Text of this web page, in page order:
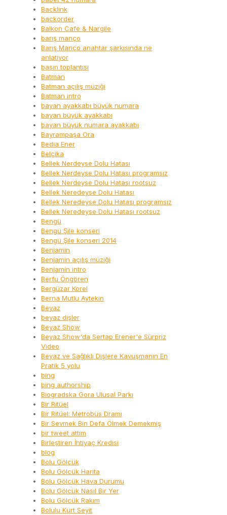
Backlink
backorder
Balkon Cafe & Nargile
barış manço
Barış Manço anahtar şarkısında ne
anlatıyor
basın toplantısı
Batman
Batman açılış müziği
Batman intro
bayan ayakkabı büyük numara
bayan büyük ayakkabı
bayan büyük numara ayakkabı
Bayrampaşa Ora
Bedia Ener
Belçika
Bellek Nerdeyse Dolu Hatası
Bellek Nerdeyse Dolu Hatası programsız
Bellek Nerdeyse Dolu Hatası rootsuz
Bellek Neredeyse Dolu Hatası
Bellek Neredeyse Dolu Hatası programsız
Bellek Neredeyse Dolu Hatası rootsuz
Bengü
Bengü Şile konseri
Bengü Şile konseri 2014
Benjamin
Benjamin açılış müziği
Benjamin intro
Berfu Öngören
Bergüzar Korel
Berna Mutlu Aytekin
Beyaz
beyaz dişler
Beyaz Show
Beyaz Show'da Sertap Erener'e Sürpriz
Video
Beyaz ve Sağlıklı Dişlere Kavuşmanın En
Pratik 5 yolu
bing
bing authorship
Biogradska Gora Ulusal Parkı
Bir Ritüel
Bir Ritüel: Metrobüs Dramı
Bir Sevmek Bin Defa Ölmek Demekmiş
bir tweet attım
Birleştiren İhtiyaç Kredisi
blog
Bolu Gölcük
Bolu Gölcük Harita
Bolu Gölcük Hava Durumu
Bolu Gölcük Nasıl Bir Yer
Bolu Gölcük Rakım
Bolulu Kurt Seyit